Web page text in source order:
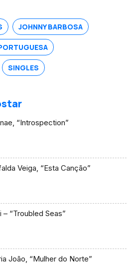
JOHNNY BARBOSA
SINGLES
“Introspection”
Veiga, “Esta Canção”
– “Troubled Seas”
João, “Mulher do Norte”